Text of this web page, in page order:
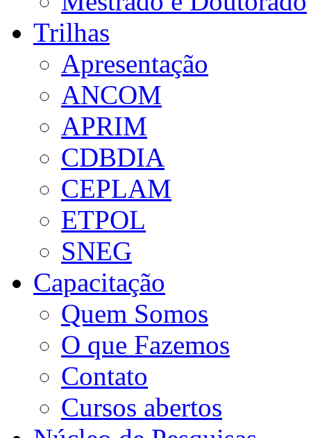
Trilhas
Apresentação
ANCOM
APRIM
CDBDIA
CEPLAM
ETPOL
SNEG
Capacitação
Quem Somos
O que Fazemos
Contato
Cursos abertos